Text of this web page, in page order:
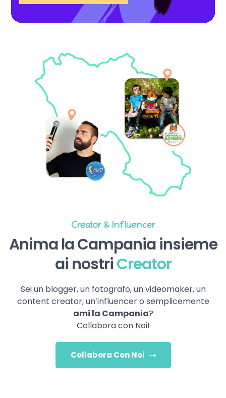
Creator & Influencer
Anima la Campania insieme
ai nostriCreator
Sei un blogger, un fotografo, un videomaker, un
content creator, un’influencer o semplicemente
ami la Campania?
Collabora con Noi!
Collabora Con Noi